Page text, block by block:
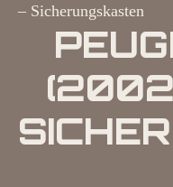
– Sicherungskasten